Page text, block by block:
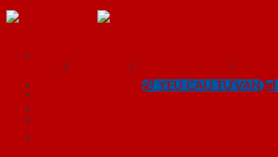
Skip
YÊU CẦU TƯ VẤN
/ / /